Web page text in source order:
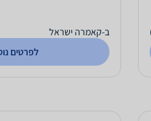
ב-קאמרה ישראל
לפרטים